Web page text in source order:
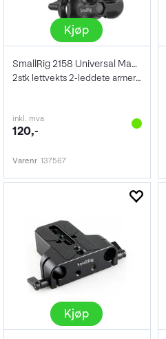
Kjøp
SmallRig 2158 Universal Magic Arms
2stk lettvekts 2-leddete armer 1 kg
inkl. mva
120,-
Varenr 137567
Kjøp